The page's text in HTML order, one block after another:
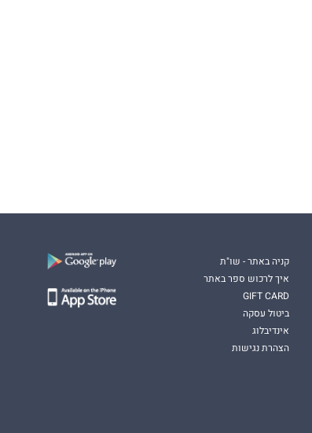
קניה באתר - שו"ת
איך לרכוש ספר באתר
GIFT CARD
ביטול עסקה
אינדיבלוג
הצהרת נגישות